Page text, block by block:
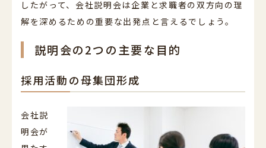
したがって、会社説明会は企業と求職者の双方向の理
解を深めるための重要な出発点と言えるでしょう。
説明会の2つの主要な目的
採用活動の母集団形成
会社説
明会が